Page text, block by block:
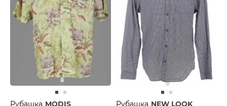
Рубашка MODIS Рубашка NEW LOOK